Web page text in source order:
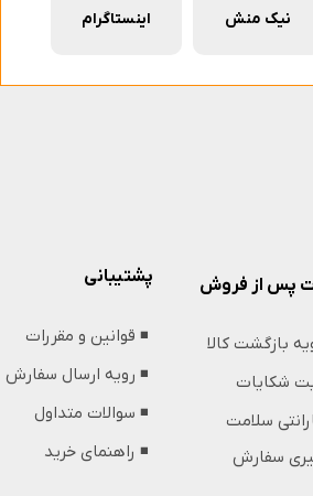
نیک منش اینستاگرام
پشتیبانی
◾️ قوانین و مقررات
◾️ رویه ارسال سفارش
◾️ سوالات متداول
◾️ راهنمای خرید
پس از فروش
بازگشت کالا
شکایات
سلامت
سفارش